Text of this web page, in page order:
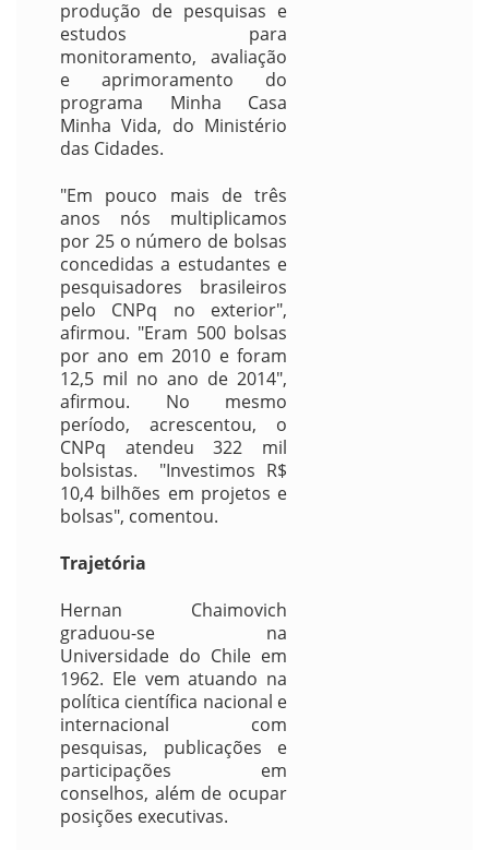
produção de pesquisas e
estudos para
monitoramento, avaliação
e aprimoramento do
programa Minha Casa
Minha Vida, do Ministério
das Cidades.
"Em pouco mais de três
anos nós multiplicamos
por 25 o número de bolsas
concedidas a estudantes e
pesquisadores brasileiros
pelo CNPq no exterior",
afirmou. "Eram 500 bolsas
por ano em 2010 e foram
12,5 mil no ano de 2014",
afirmou. No mesmo
período, acrescentou, o
CNPq atendeu 322 mil
bolsistas. "Investimos R$
10,4 bilhões em projetos e
bolsas", comentou.
Trajetória
Hernan Chaimovich
graduou-se na
Universidade do Chile em
1962. Ele vem atuando na
política científica nacional e
internacional com
pesquisas, publicações e
participações em
conselhos, além de ocupar
posições executivas.